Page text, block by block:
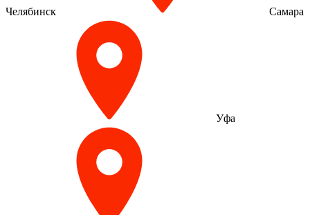
Челябинск Самара
Уфа